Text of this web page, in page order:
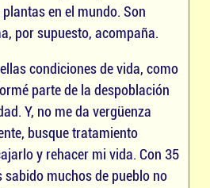
en el mundo. Son
por supuesto, acompaña.
condiciones de vida, como
parte de la despoblación
Y, no me da vergüenza
busque tratamiento
y rehacer mi vida. Con 35
sabido muchos de pueblo no